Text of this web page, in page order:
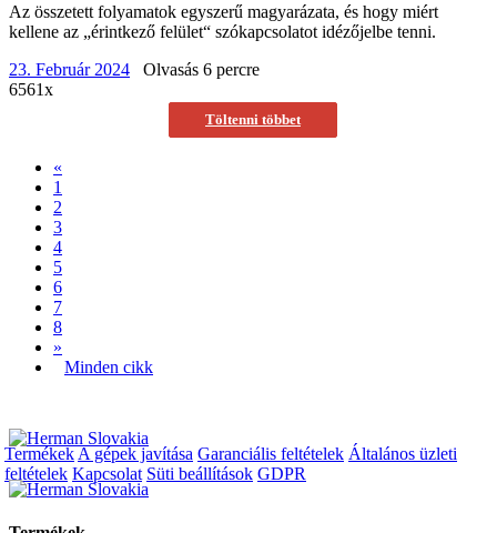
Az összetett folyamatok egyszerű magyarázata, és hogy miért
kellene az „érintkező felület“ szókapcsolatot idézőjelbe tenni.
23. Február 2024
Olvasás 6 percre
6561x
Töltenni többet
«
1
2
3
4
5
6
7
8
»
Minden cikk
Termékek A gépek javítása Garanciális feltételek Általános üzleti
feltételek Kapcsolat Süti beállítások GDPR